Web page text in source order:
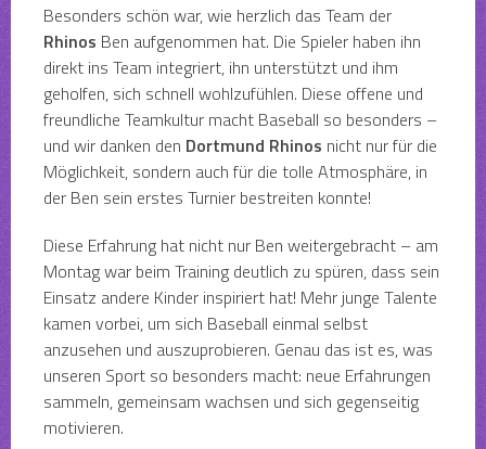
Besonders schön war, wie herzlich das Team der
Rhinos Ben aufgenommen hat. Die Spieler haben ihn
direkt ins Team integriert, ihn unterstützt und ihm
geholfen, sich schnell wohlzufühlen. Diese offene und
freundliche Teamkultur macht Baseball so besonders –
und wir danken den Dortmund Rhinos nicht nur für die
Möglichkeit, sondern auch für die tolle Atmosphäre, in
der Ben sein erstes Turnier bestreiten konnte!
Diese Erfahrung hat nicht nur Ben weitergebracht – am
Montag war beim Training deutlich zu spüren, dass sein
Einsatz andere Kinder inspiriert hat! Mehr junge Talente
kamen vorbei, um sich Baseball einmal selbst
anzusehen und auszuprobieren. Genau das ist es, was
unseren Sport so besonders macht: neue Erfahrungen
sammeln, gemeinsam wachsen und sich gegenseitig
motivieren.